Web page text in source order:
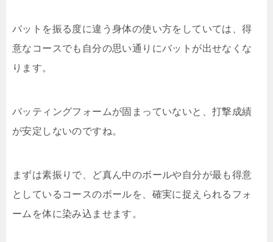
バットを振る度に違う身体の使い方をしていては、得
意なコースでも自分の思い通りにバットが出せなくな
ります。
バッティングフォームが固まっていないと、打撃成績
が安定しないのですね。
まずは素振りで、ど真ん中のボールや自分が最も得意
としているコースのボールを、確実に捉えられるフォ
ームを体に染み込ませます。